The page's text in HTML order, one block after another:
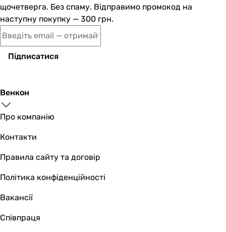
щочетверга. Без спаму. Відправимо промокод на
наступну покупку — 300 грн.
Підписатися
Венкон
Про компанію
Контакти
Правила сайту та договір
Політика конфіденційності
Вакансії
Співпраця